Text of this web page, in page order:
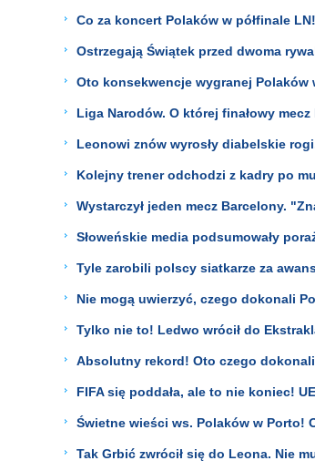
Co za koncert Polaków w półfinale
Ostrzegają Świątek przed dwoma
Oto konsekwencje wygranej Polaków
Liga Narodów. O której finałowy
Leonowi znów wyrosły diabelskie
Kolejny trener odchodzi z kadry po
Wystarczył jeden mecz Barcelony.
Słoweńskie media podsumowały
Tyle zarobili polscy siatkarze za
Nie mogą uwierzyć, czego dokonali
Tylko nie to! Ledwo wrócił do
Absolutny rekord! Oto czego
FIFA się poddała, ale to nie koniec!
Świetne wieści ws. Polaków w Porto!
Tak Grbić zwrócił się do Leona. Nie